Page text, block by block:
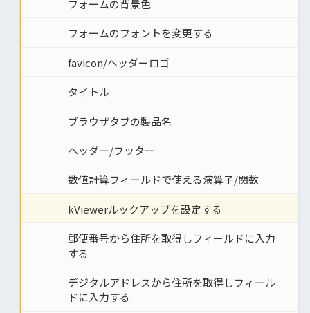
フォームの背景色
フォームのフォントを変更する
favicon/ヘッダーロゴ
タイトル
ブラウザタブの製品名
ヘッダー/フッター
数値計算フィールドで使える演算子/関数
kViewerルックアップを設定する
郵便番号から住所を取得しフィールドに入力
する
デジタルアドレスから住所を取得しフィール
ドに入力する